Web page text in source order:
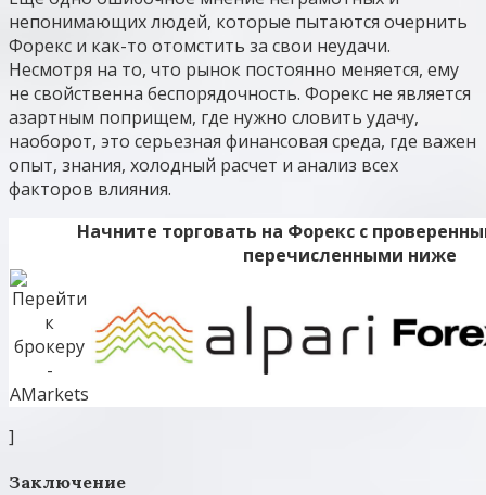
непонимающих людей, которые пытаются очернить
Форекс и как-то отомстить за свои неудачи.
Несмотря на то, что рынок постоянно меняется, ему
не свойственна беспорядочность. Форекс не является
азартным поприщем, где нужно словить удачу,
наоборот, это серьезная финансовая среда, где важен
опыт, знания, холодный расчет и анализ всех
факторов влияния.
Начните торговать на Форекс с
перечисленными ниже
]
Заключение